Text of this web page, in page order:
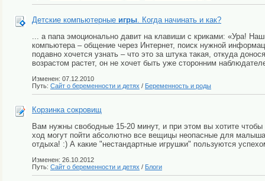
Детские компьютерные игры. Когда начинать и как?
... а папа эмоционально давит на клавиши с криками: «Ура!
компьютера – общение через Интернет, поиск нужной
подавно хочется узнать – что это за штука такая, откуда
возрастом растет, он не хочет быть уже сторонним
Изменен: 07.12.2010
Путь: Сайт о беременности и детях / Беременность и роды
Корзинка сокровищ
Вам нужны свободные 15-20 минут, и при этом вы хотите
ход могут пойти абсолютно все вещицы неопасные для
отдыха! :) А какие "нестандартные игрушки" пользуются
Изменен: 26.10.2012
Путь: Сайт о беременности и детях / Блоги